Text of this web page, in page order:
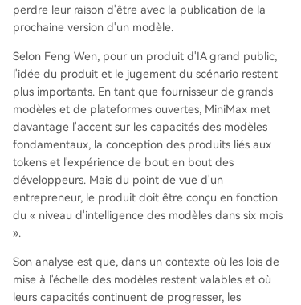
perdre leur raison d'être avec la publication de la
prochaine version d'un modèle.
Selon Feng Wen, pour un produit d'IA grand public,
l'idée du produit et le jugement du scénario restent
plus importants. En tant que fournisseur de grands
modèles et de plateformes ouvertes, MiniMax met
davantage l'accent sur les capacités des modèles
fondamentaux, la conception des produits liés aux
tokens et l'expérience de bout en bout des
développeurs. Mais du point de vue d'un
entrepreneur, le produit doit être conçu en fonction
du « niveau d'intelligence des modèles dans six mois
».
Son analyse est que, dans un contexte où les lois de
mise à l'échelle des modèles restent valables et où
leurs capacités continuent de progresser, les